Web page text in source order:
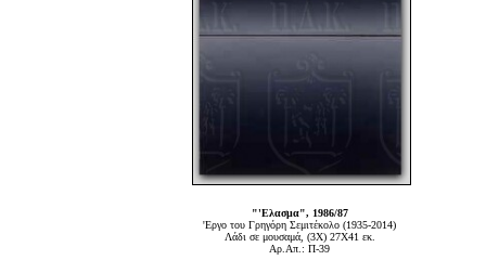
"'Ελασμα", 1986/87
'Εργο του Γρηγόρη Σεμιτέκολο (1935-2014)
Λάδι σε μουσαμά, (3Χ) 27Χ41 εκ.
Αρ.Απ.: Π-39